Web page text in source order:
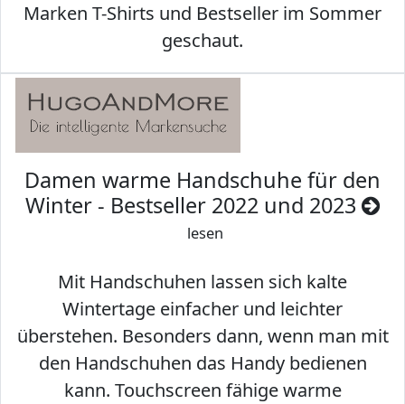
Marken T-Shirts und Bestseller im Sommer
geschaut.
Damen warme Handschuhe für den
Winter - Bestseller 2022 und 2023
lesen
Mit Handschuhen lassen sich kalte
Wintertage einfacher und leichter
überstehen. Besonders dann, wenn man mit
den Handschuhen das Handy bedienen
kann. Touchscreen fähige warme